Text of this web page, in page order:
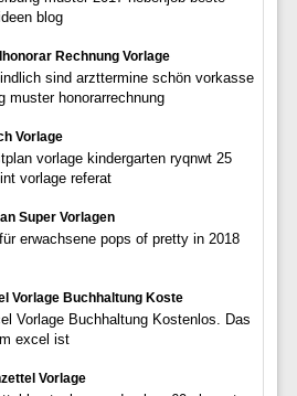
blog
Rechnung Vorlage
sind arzttermine schön vorkasse
muster honorarrechnung
Vorlage
vorlage kindergarten ryqnwt 25
vorlage referat
Super Vorlagen
erwachsene pops of pretty in 2018
Vorlage Buchhaltung Koste
Vorlage Buchhaltung Kostenlos. Das
excel ist
Vorlage